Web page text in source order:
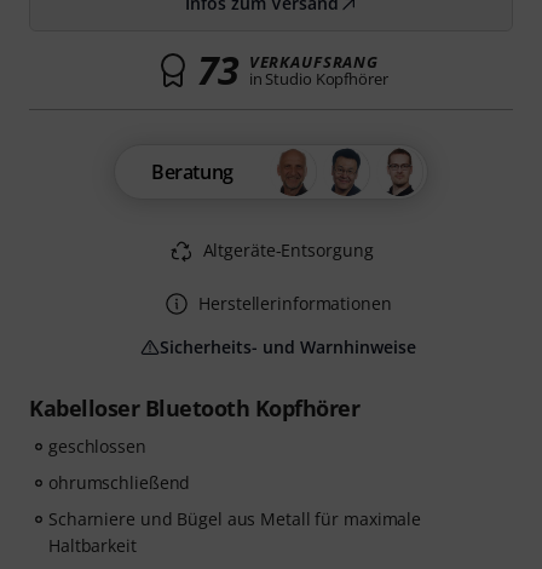
Kabelloser Bluetooth Kopfhörer
geschlossen
ohrumschließend
Scharniere und Bügel aus Metall für maximale
Haltbarkeit
73 VERKAUFSRANG
in Studio Kopfhörer
Beratung
Altgeräte-Entsorgung
Herstellerinformationen
Sicherheits- und Warnhinweise